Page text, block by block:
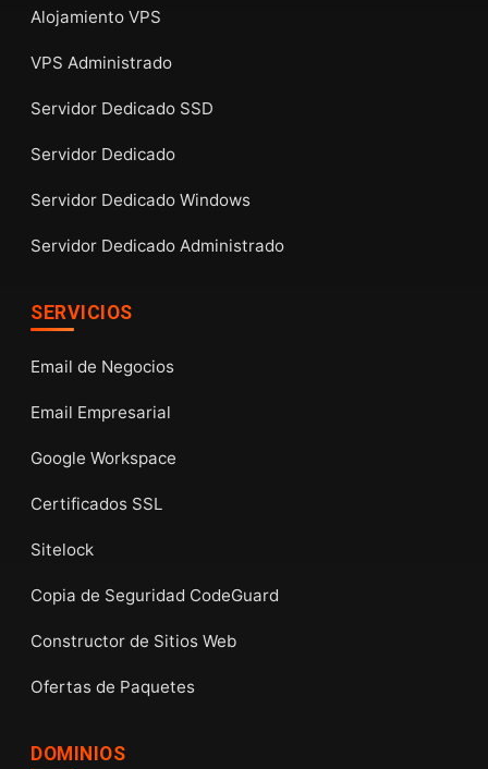
Alojamiento VPS
VPS Administrado
Servidor Dedicado SSD
Servidor Dedicado
Servidor Dedicado Windows
Servidor Dedicado Administrado
SERVICIOS
Email de Negocios
Email Empresarial
Google Workspace
Certificados SSL
Sitelock
Copia de Seguridad CodeGuard
Constructor de Sitios Web
Ofertas de Paquetes
DOMINIOS